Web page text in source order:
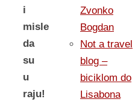
i
misle
da
su
u
raju!
Zvonko
Bogdan
Not a travel
blog –
biciklom do
Lisabona